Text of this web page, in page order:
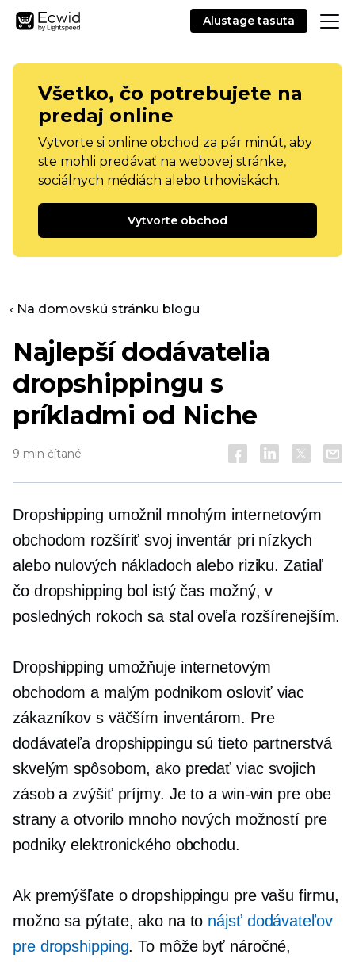
Alustage tasuta
Všetko, čo potrebujete na
predaj online
Vytvorte si online obchod za pár minút, aby
ste mohli predávať na webovej stránke,
sociálnych médiách alebo trhoviskách.
Vytvorte obchod
‹ Na domovskú stránku blogu
Najlepší dodávatelia
dropshippingu s
príkladmi od Niche
9 min čítané
Dropshipping umožnil mnohým internetovým
obchodom rozšíriť svoj inventár pri nízkych
alebo nulových nákladoch alebo riziku. Zatiaľ
čo dropshipping bol istý čas možný, v
posledných rokoch sa stal oveľa rozšírenejším.
Dropshipping umožňuje internetovým
obchodom a malým podnikom osloviť viac
zákazníkov s väčším inventárom. Pre
dodávateľa dropshippingu sú tieto partnerstvá
skvelým spôsobom, ako predať viac svojich
zásob a zvýšiť príjmy. Je to a win-win pre obe
strany a otvorilo mnoho nových možností pre
podniky elektronického obchodu.
Ak premýšľate o dropshippingu pre vašu firmu,
možno sa pýtate, ako na to nájsť dodávateľov
pre dropshipping. To môže byť náročné,